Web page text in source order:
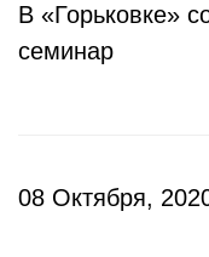
В «Горьковке»
семинар
08 Октября,